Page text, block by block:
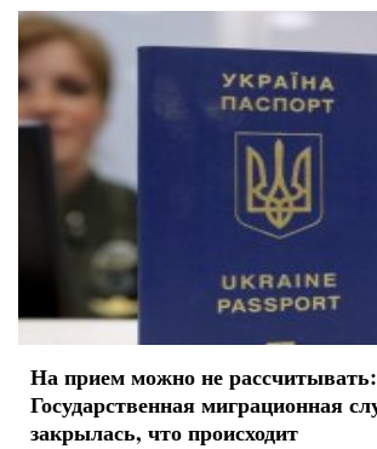
На прием можно не рассчитывать:
Государственная миграционная
закрылась, что происходит